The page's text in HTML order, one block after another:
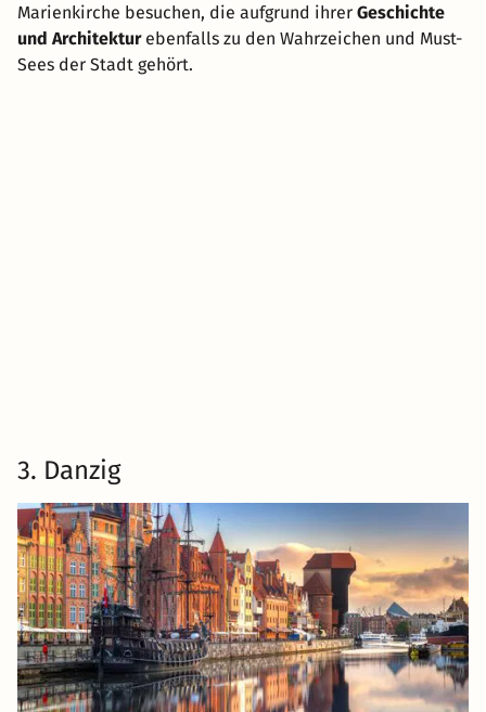
Marienkirche besuchen, die aufgrund ihrer Geschichte
und Architekturebenfalls zu den Wahrzeichen und Must-
Sees der Stadt gehört.
3. Danzig